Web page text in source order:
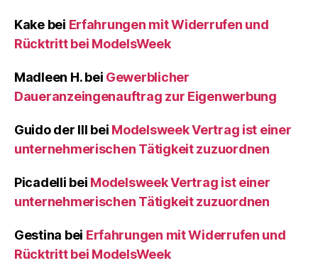
Kakebei Erfahrungen mit Widerrufen und
Rücktritt bei ModelsWeek
Madleen H.bei Gewerblicher
Daueranzeingenauftrag zur Eigenwerbung
Guido der III bei Modelsweek Vertrag ist einer
unternehmerischen Tätigkeit zuzuordnen
Picadelli bei Modelsweek Vertrag ist einer
unternehmerischen Tätigkeit zuzuordnen
Gestina bei Erfahrungen mit Widerrufen und
Rücktritt bei ModelsWeek